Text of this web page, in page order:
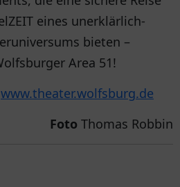
eines unerklärlich-
bieten –
Area 51!
www.theater.wolfsburg.de
Foto Thomas Robbin